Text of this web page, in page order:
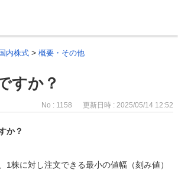
国内株式 > 概要・その他
すか？
No : 1158 更新日時 : 2025/05/14 12:52
か？
1株に対し注文できる最小の値幅（刻み値）